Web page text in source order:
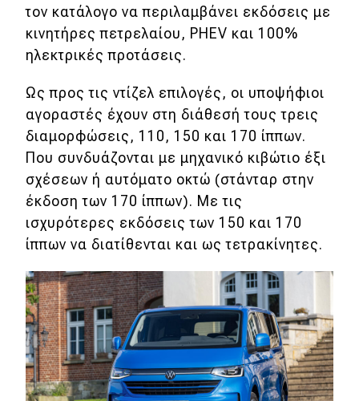
τον κατάλογο να περιλαμβάνει εκδόσεις με
κινητήρες πετρελαίου, PHEV και 100%
ηλεκτρικές προτάσεις.
Ως προς τις ντίζελ επιλογές, οι υποψήφιοι
αγοραστές έχουν στη διάθεσή τους τρεις
διαμορφώσεις, 110, 150 και 170 ίππων.
Που συνδυάζονται με μηχανικό κιβώτιο έξι
σχέσεων ή αυτόματο οκτώ (στάνταρ στην
έκδοση των 170 ίππων). Με τις
ισχυρότερες εκδόσεις των 150 και 170
ίππων να διατίθενται και ως τετρακίνητες.